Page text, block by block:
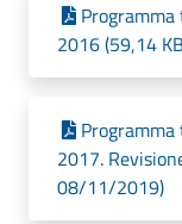
2016 (59,14
2017.
08/11/2019)